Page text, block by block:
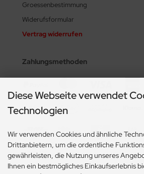
Groessenbestimmung
Widerufsformular
Vertrag widerrufen
Zahlungsmethoden
Diese Webseite verwendet
Technologien
Wir verwenden Cookies und ähnliche
Drittanbietern, um die ordentliche
gewährleisten, die Nutzung unseres
Ihnen ein bestmögliches Einkaufserlebnis